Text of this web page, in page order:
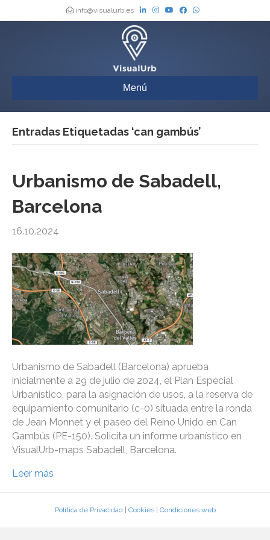
info@visualurb.es
Menú
Entradas Etiquetadas ‘can gambús’
Urbanismo de Sabadell,
Barcelona
16.10.2024
Urbanismo de Sabadell (Barcelona) aprueba
inicialmente a 29 de julio de 2024, el Plan Especial
Urbanístico, para la asignación de usos, a la reserva de
equipamiento comunitario (c-0) situada entre la ronda
de Jean Monnet y el paseo del Reino Unido en Can
Gambús (PE-150). Solicita un informe urbanístico en
VisualUrb-maps Sabadell, Barcelona.
Leer más
Política de Privacidad| Cookies| Condiciones web